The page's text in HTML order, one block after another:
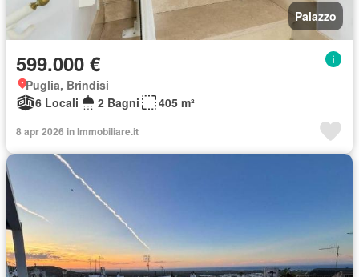
Palazzo
599.000 €
Puglia, Brindisi
6 Locali
2 Bagni 405 m²
8 apr 2026 in Immobiliare.it